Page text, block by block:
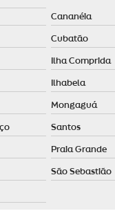
Cananéia
Cubatão
Ilha Comprida
Ilhabela
Mongaguá
Santos
Praia Grande
São Sebastião